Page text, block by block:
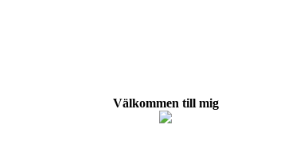
Välkommen till mig